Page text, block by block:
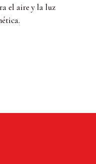
el aire y la luz